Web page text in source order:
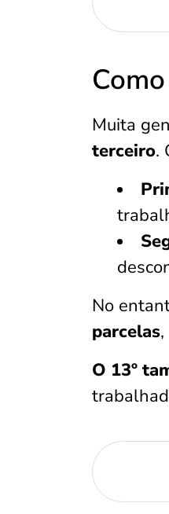
Muita
terceiro.
No
parcelas
O 13º